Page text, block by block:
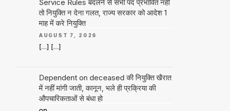
Service Rules बदलने से सभी पद प्रभावित नहीं
तो नियुक्ति न देना गलत, राज्य सरकार को आदेश 1
माह में करे नियुक्ति
AUGUST 7, 2026
[…] […]
Dependent on deceased की नियुक्ति खैरात
में नहीं मांगी जाती, कानून, भले ही प्रक्रिया की
औपचारिकताओं से बंधा हो